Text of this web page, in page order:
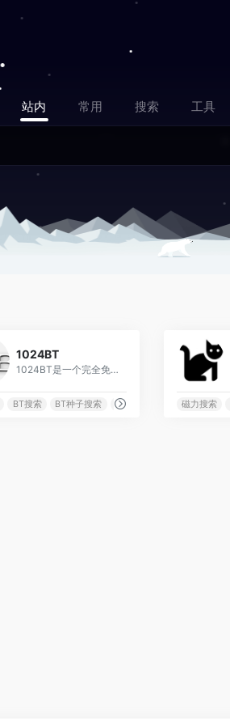
站内 常用 搜索 工具
1024BT
1024BT是一个完全免费的磁力搜索网站，你可以下载电影、音乐、游戏、小说、电子书、动漫等BT种子磁力链接。
BT搜索 BT种子搜索 磁力搜索 磁力搜索